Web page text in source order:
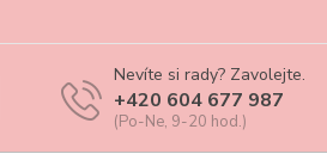
Nevíte si rady? Zavolejte.
+420 604 677 987
(Po-Ne, 9-20 hod.)